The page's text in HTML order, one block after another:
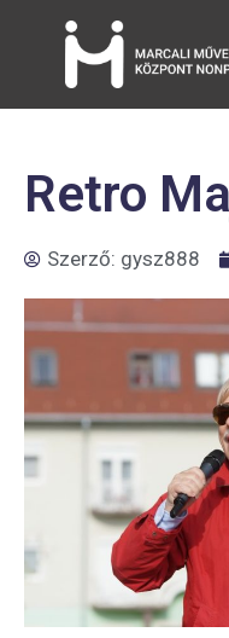
Retro
Szerző: gysz888